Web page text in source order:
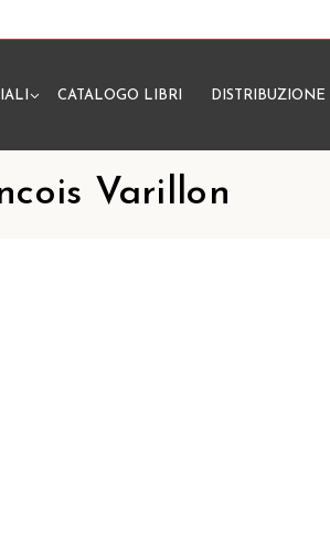
CATALOGO LIBRI DISTRIBUZIONE
Varillon